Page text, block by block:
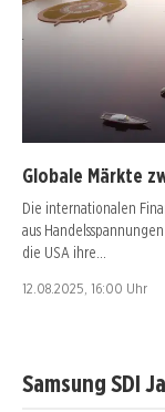
Globale Märkte
Die internationalen
aus
die USA ihre…
12.08.2025, 16:00 Uhr
Samsung SDI